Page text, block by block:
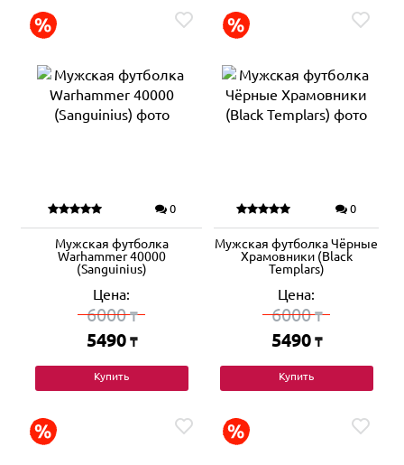
0
Мужская футболка
Warhammer 40000
(Sanguinius)
Цена:
6000₸
5490 ₸
Купить
0
Мужская футболка Чёрные
Храмовники (Black
Templars)
Цена:
6000₸
5490 ₸
Купить